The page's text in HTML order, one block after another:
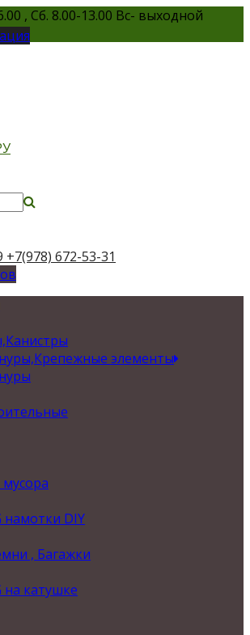
, Сб. 8.00-13.00 Вс- выходной
+7(978) 672-53-31
элементы
намотки DIY
, Багажки
на катушке